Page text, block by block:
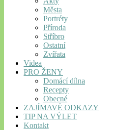
Města
Portréty
Příroda
Stříbro
Ostatní
Zvířata
Videa
PRO ŽENY
Domácí dílna
Recepty
Obecné
ZAJÍMAVÉ ODKAZY
TIP NA VÝLET
Kontakt